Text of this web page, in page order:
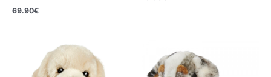
69.90€